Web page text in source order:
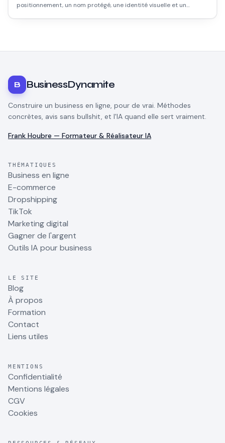
positionnement, un nom protégé, une identité visuelle et un
B BusinessDynamite
Construire un business en ligne, pour de vrai. Méthodes
concrètes, avis sans bullshit, et l'IA quand elle sert vraiment.
Frank Houbre — Formateur & Réalisateur IA
THÉMATIQUES
Business en ligne
E-commerce
Dropshipping
TikTok
Marketing digital
Gagner de l'argent
Outils IA pour business
LE SITE
Blog
À propos
Formation
Contact
Liens utiles
MENTIONS
Confidentialité
Mentions légales
CGV
Cookies